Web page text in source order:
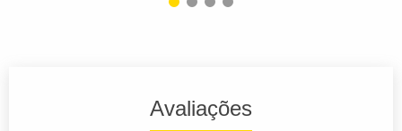
Avaliações